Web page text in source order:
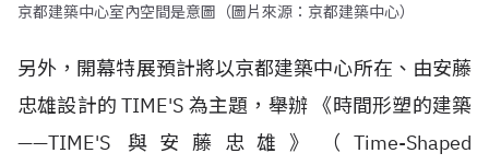
京都建築中心室內空間是意圖（圖片來源：京都建築中心）
另外，開幕特展預計將以京都建築中心所在、由安藤
忠雄設計的 TIME'S 為主題，舉辦 《時間形塑的建築
——TIME'S 與安藤忠雄》（Time-Shaped